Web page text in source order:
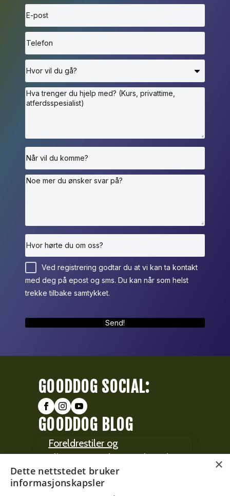
Ved registrering godtar du at vi kan ta kontakt
med deg på epost og sms. Du kan når som helst
trekke tilbake samtykket.
Send!
GOODDOG SOCIAL:
GOODDOG BLOG
Foreldrestiler og
tilknytningsstiler – og hva det
har med hunden din å gjøre
Nyttårsaften, i badekaret –
×
Dette nettstedet bruker
informasjonskapsler